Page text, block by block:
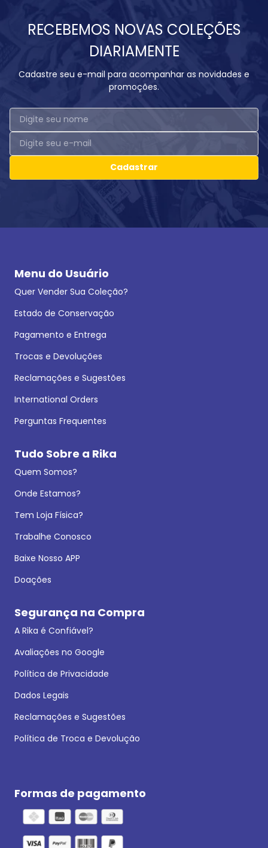
RECEBEMOS NOVAS COLEÇÕES
DIARIAMENTE
Cadastre seu e-mail para acompanhar as novidades e
promoções.
Cadastrar
Menu do Usuário
Quer Vender Sua Coleção?
Estado de Conservação
Pagamento e Entrega
Trocas e Devoluções
Reclamações e Sugestões
International Orders
Perguntas Frequentes
Tudo Sobre a Rika
Quem Somos?
Onde Estamos?
Tem Loja Física?
Trabalhe Conosco
Baixe Nosso APP
Doações
Segurança na Compra
A Rika é Confiável?
Avaliações no Google
Política de Privacidade
Dados Legais
Reclamações e Sugestões
Política de Troca e Devolução
Formas de pagamento